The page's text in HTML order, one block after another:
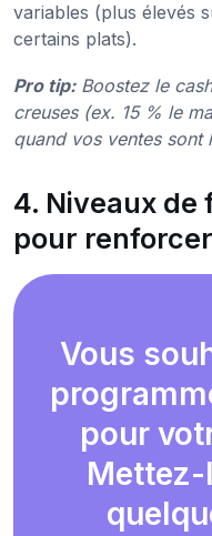
variables (plus élevés
certains plats).
Pro tip: Boostez le
creuses (ex. 15 % le
quand vos ventes sont
4. Niveaux
pour
Vous
pour
Mettez-